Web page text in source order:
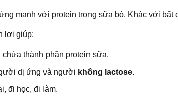
mạnh với protein trong sữa bò. Khác với
lợi giúp:
thành phần protein sữa.
dị ứng và người không lactose.
đi học, đi làm.